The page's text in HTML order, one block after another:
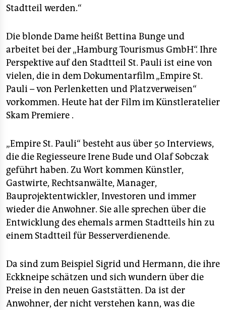
unterstützen
abo
genossenschaft
epaper login
Stadtteil werden.“
Die blonde Dame heißt Bettina Bunge und
arbeitet bei der „Hamburg Tourismus GmbH“. Ihre
Perspektive auf den Stadtteil St. Pauli ist eine von
vielen, die in dem Dokumentarfilm „Empire St.
Pauli – von Perlenketten und Platzverweisen“
vorkommen. Heute hat der Film im Künstleratelier
Skam Premiere .
„Empire St. Pauli“ besteht aus über 50 Interviews,
die die Regiesseure Irene Bude und Olaf Sobczak
geführt haben. Zu Wort kommen Künstler,
Gastwirte, Rechtsanwälte, Manager,
Bauprojektentwickler, Investoren und immer
wieder die Anwohner. Sie alle sprechen über die
Entwicklung des ehemals armen Stadtteils hin zu
einem Stadtteil für Besserverdienende.
Da sind zum Beispiel Sigrid und Hermann, die ihre
Eckkneipe schätzen und sich wundern über die
Preise in den neuen Gaststätten. Da ist der
Anwohner, der nicht verstehen kann, was die